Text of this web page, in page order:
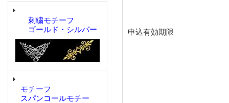
刺繍モチーフ
ゴールド・シルバー
モチーフ
スパンコールモチー
申込有効期限